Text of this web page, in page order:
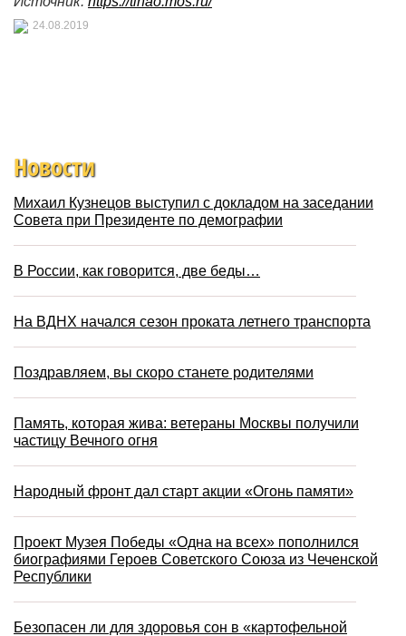
24.08.2019
Новости
Михаил Кузнецов выступил с докладом на заседании
Совета при Президенте по демографии
В России, как говорится, две беды…
На ВДНХ начался сезон проката летнего транспорта
Поздравляем, вы скоро станете родителями
Память, которая жива: ветераны Москвы получили
частицу Вечного огня
Народный фронт дал старт акции «Огонь памяти»
Проект Музея Победы «Одна на всех» пополнился
биографиями Героев Советского Союза из Чеченской
Республики
Безопасен ли для здоровья сон в «картофельной